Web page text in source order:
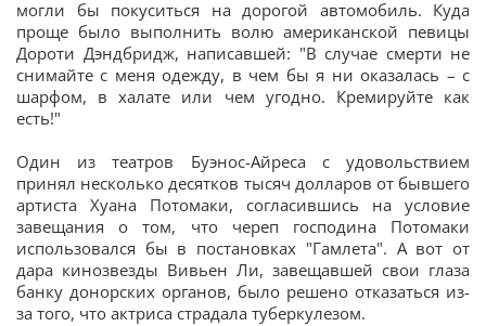
могли бы покуситься на дорогой автомобиль. Куда
проще было выполнить волю американской певицы
Дороти Дэндбридж, написавшей: "В случае смерти не
снимайте с меня одежду, в чем бы я ни оказалась – с
шарфом, в халате или чем угодно. Кремируйте как
есть!"
Один из театров Буэнос-Айреса с удовольствием
принял несколько десятков тысяч долларов от бывшего
артиста Хуана Потомаки, согласившись на условие
завещания о том, что череп господина Потомаки
использовался бы в постановках "Гамлета". А вот от
дара кинозвезды Вивьен Ли, завещавшей свои глаза
банку донорских органов, было решено отказаться из-
за того, что актриса страдала туберкулезом.